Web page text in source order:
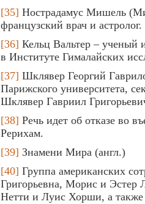
[35] Нострадамус Мишель
французский врач и астролог.
[36] Кельц Вальтер – ученый
в Институте Гималайских
[37] Шклявер Георгий
Парижского университета,
Шклявер Гавриил
[38] Речь идет об отказе во
Рерихам.
[39] Знамени Мира (англ.)
[40] Группа американских
Григорьевна, Морис и
Нетти и Луис Хорши, а также